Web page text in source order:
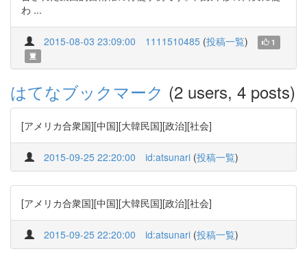
わ ...
2015-08-03 23:09:00 1111510485 (投稿一覧) 1
はてなブックマーク (2 users, 4 posts)
[アメリカ合衆国][中国][大韓民国][政治][社会]
2015-09-25 22:20:00 id:atsunari (投稿一覧)
[アメリカ合衆国][中国][大韓民国][政治][社会]
2015-09-25 22:20:00 id:atsunari (投稿一覧)